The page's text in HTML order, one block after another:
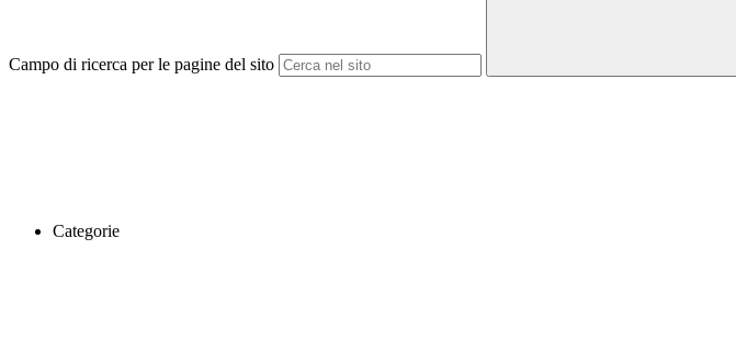
Campo di ricerca per le pagine del sito
Categorie